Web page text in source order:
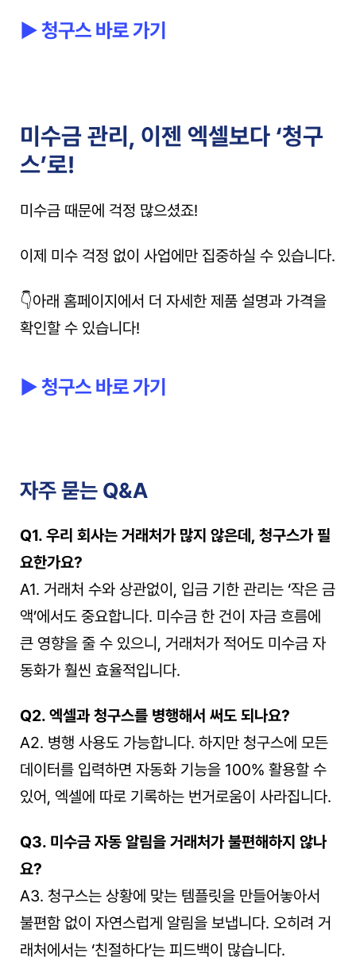
▶ 청구스 바로 가기
미수금 관리, 이젠 엑셀보다 ‘청구
스’로!
미수금 때문에 걱정 많으셨죠!
이제 미수 걱정 없이 사업에만 집중하실 수 있습니다.
👇아래 홈페이지에서 더 자세한 제품 설명과 가격을
확인할 수 있습니다!
▶ 청구스 바로 가기
자주 묻는 Q&A
Q1. 우리 회사는 거래처가 많지 않은데, 청구스가 필
요한가요?
A1. 거래처 수와 상관없이, 입금 기한 관리는 ‘작은 금
액’에서도 중요합니다. 미수금 한 건이 자금 흐름에
큰 영향을 줄 수 있으니, 거래처가 적어도 미수금 자
동화가 훨씬 효율적입니다.
Q2. 엑셀과 청구스를 병행해서 써도 되나요?
A2. 병행 사용도 가능합니다. 하지만 청구스에 모든
데이터를 입력하면 자동화 기능을 100% 활용할 수
있어, 엑셀에 따로 기록하는 번거로움이 사라집니다.
Q3. 미수금 자동 알림을 거래처가 불편해하지 않나
요?
A3. 청구스는 상황에 맞는 템플릿을 만들어놓아서
불편함 없이 자연스럽게 알림을 보냅니다. 오히려 거
래처에서는 ‘친절하다’는 피드백이 많습니다.